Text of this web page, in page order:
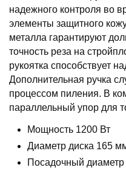
надежного контроля во
элементы защитного
металла гарантируют
точность реза на
рукоятка способствует
Дополнительная ручка
процессом пиления. В
параллельный упор для
Мощность 1200 Вт
Диаметр диска 165
Посадочный